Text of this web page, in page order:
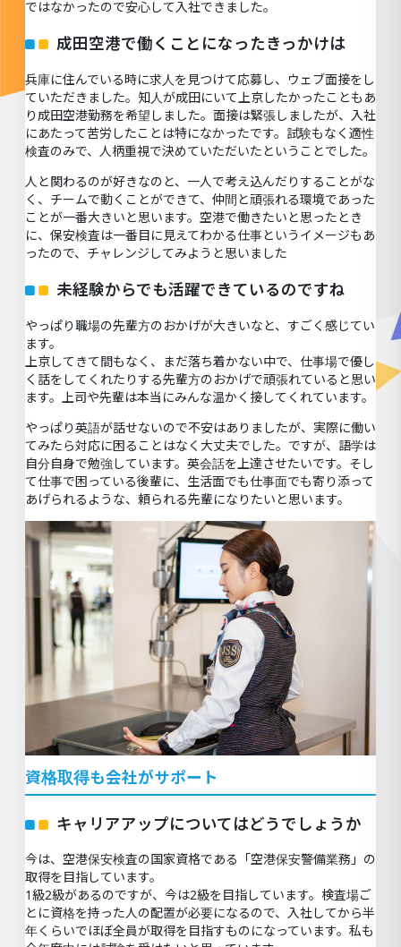
ではなかったので安心して入社できました。
成田空港で働くことになったきっかけは
兵庫に住んでいる時に求人を見つけて応募し、ウェブ面接をし
ていただきました。知人が成田にいて上京したかったこともあ
り成田空港勤務を希望しました。面接は緊張しましたが、入社
にあたって苦労したことは特になかったです。試験もなく適性
検査のみで、人柄重視で決めていただいたということでした。
人と関わるのが好きなのと、一人で考え込んだりすることがな
く、チームで動くことができて、仲間と頑張れる環境であった
ことが一番大きいと思います。空港で働きたいと思ったとき
に、保安検査は一番目に見えてわかる仕事というイメージもあ
ったので、チャレンジしてみようと思いました
未経験からでも活躍できているのですね
やっぱり職場の先輩方のおかげが大きいなと、すごく感じてい
ます。
上京してきて間もなく、まだ落ち着かない中で、仕事場で優し
く話をしてくれたりする先輩方のおかげで頑張れていると思い
ます。上司や先輩は本当にみんな温かく接してくれています。
やっぱり英語が話せないので不安はありましたが、実際に働い
てみたら対応に困ることはなく大丈夫でした。ですが、語学は
自分自身で勉強しています。英会話を上達させたいです。そし
て仕事で困っている後輩に、生活面でも仕事面でも寄り添って
あげられるような、頼られる先輩になりたいと思います。
資格取得も会社がサポート
キャリアアップについてはどうでしょうか
今は、空港保安検査の国家資格である「空港保安警備業務」の
取得を目指しています。
1級2級があるのですが、今は2級を目指しています。検査場ご
とに資格を持った人の配置が必要になるので、入社してから半
年くらいでほぼ全員が取得を目指すものになっています。私も